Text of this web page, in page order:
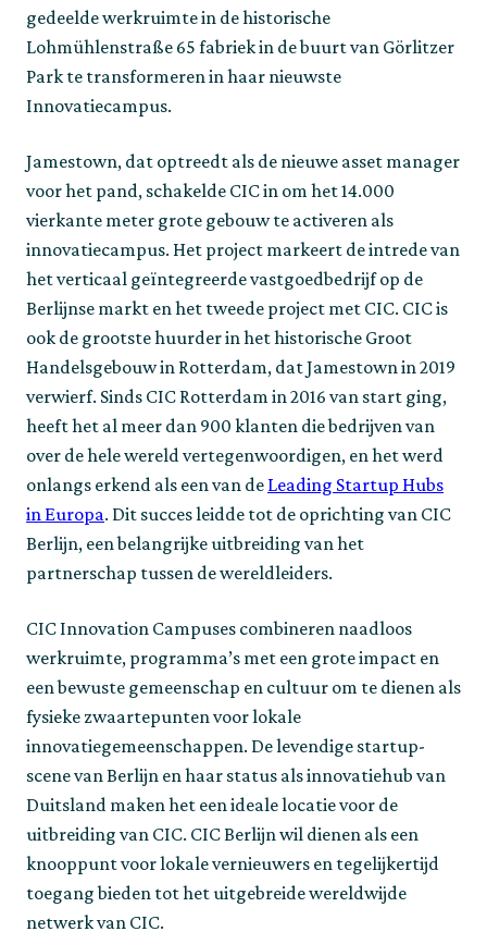
gedeelde werkruimte in de historische
Lohmühlenstraße 65 fabriek in de buurt van Görlitzer
Park te transformeren in haar nieuwste
Innovatiecampus.
Jamestown, dat optreedt als de nieuwe asset manager
voor het pand, schakelde CIC in om het 14.000
vierkante meter grote gebouw te activeren als
innovatiecampus. Het project markeert de intrede van
het verticaal geïntegreerde vastgoedbedrijf op de
Berlijnse markt en het tweede project met CIC. CIC is
ook de grootste huurder in het historische Groot
Handelsgebouw in Rotterdam, dat Jamestown in 2019
verwierf. Sinds CIC Rotterdam in 2016 van start ging,
heeft het al meer dan 900 klanten die bedrijven van
over de hele wereld vertegenwoordigen, en het werd
onlangs erkend als een van de Leading Startup Hubs
in Europa. Dit succes leidde tot de oprichting van CIC
Berlijn, een belangrijke uitbreiding van het
partnerschap tussen de wereldleiders.
CIC Innovation Campuses combineren naadloos
werkruimte, programma’s met een grote impact en
een bewuste gemeenschap en cultuur om te dienen als
fysieke zwaartepunten voor lokale
innovatiegemeenschappen. De levendige startup-
scene van Berlijn en haar status als innovatiehub van
Duitsland maken het een ideale locatie voor de
uitbreiding van CIC. CIC Berlijn wil dienen als een
knooppunt voor lokale vernieuwers en tegelijkertijd
toegang bieden tot het uitgebreide wereldwijde
netwerk van CIC.